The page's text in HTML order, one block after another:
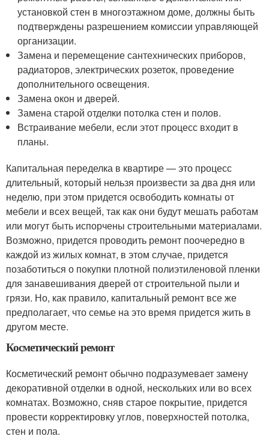
установкой стен в многоэтажном доме, должны быть
подтверждены разрешением комиссии управляющей
организации.
Замена и перемещение сантехнических приборов,
радиаторов, электрических розеток, проведение
дополнительного освещения.
Замена окон и дверей.
Замена старой отделки потолка стен и полов.
Встраивание мебели, если этот процесс входит в
планы.
Капитальная переделка в квартире — это процесс
длительный, который нельзя произвести за два дня или
неделю, при этом придется освободить комнаты от
мебели и всех вещей, так как они будут мешать работам
или могут быть испорчены строительными материалами.
Возможно, придется проводить ремонт поочередно в
каждой из жилых комнат, в этом случае, придется
позаботиться о покупки плотной полиэтиленовой пленки
для занавешивания дверей от строительной пыли и
грязи. Но, как правило, капитальный ремонт все же
предполагает, что семье на это время придется жить в
другом месте.
Косметический ремонт
Косметический ремонт обычно подразумевает замену
декоративной отделки в одной, нескольких или во всех
комнатах. Возможно, сняв старое покрытие, придется
провести корректировку углов, поверхностей потолка,
стен и пола.